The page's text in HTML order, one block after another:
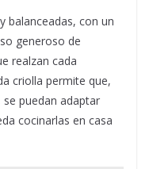
balanceadas, con un
generoso de
realzan cada
criolla permite que,
puedan adaptar
cocinarlas en casa